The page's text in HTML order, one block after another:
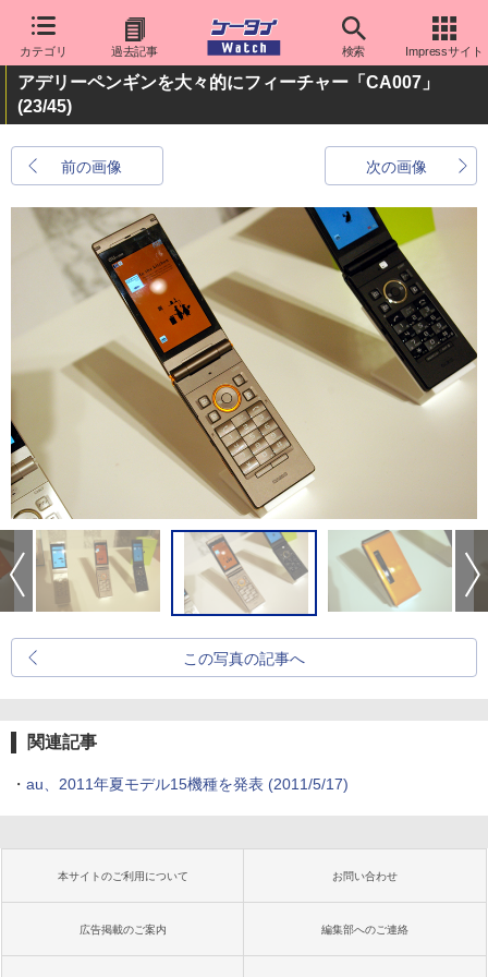
カテゴリ 過去記事 検索 Impressサイト
アデリーペンギンを大々的にフィーチャー「CA007」
(23/45)
前の画像 次の画像
この写真の記事へ
関連記事
・ au、2011年夏モデル15機種を発表 (2011/5/17)
本サイトのご利用について お問い合わせ
広告掲載のご案内 編集部へのご連絡